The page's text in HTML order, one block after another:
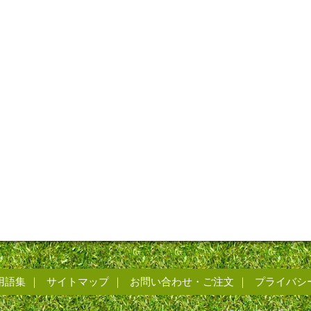
語集 サイトマップ お問い合わせ・ご注文 プライバシ